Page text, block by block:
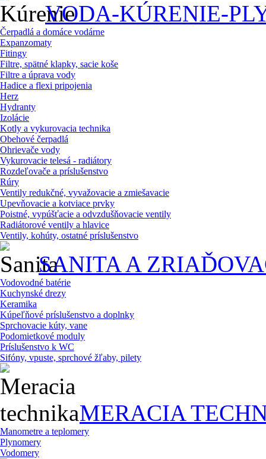
VODA-KÚRENIE-
Čerpadlá a domáce vodárne
Expanzomaty
Fitingy
Filtre, spätné klapky, sacie koše
Filtre a úprava vody
Hadice a flexi pripojenia
Herz
Hydranty
Izolácie
Kotly a vykurovacia technika
Obehové čerpadlá
Ohrievače vody
Vykurovacie telesá - radiátory
Rozdeľovače a príslušenstvo
Rúry
Ventily redukčné, vyvažovacie a zmiešavacie
Upevňovacie a kotviace prvky
Poistné, vypúšťacie a odvzdušňovacie ventily
Radiátorové ventily a hlavice
Ventily, kohúty, ostatné príslušenstvo
SANITA A
Vodovodné batérie
Kuchynské drezy
Keramika
Kúpeľňové príslušenstvo a doplnky
Sprchovacie kúty, vane
Podomietkové moduly
Príslušenstvo k WC
Sifóny, vpuste, sprchové žľaby, pilety
MERACIA
Manometre a teplomery
Plynomery
Vodomery